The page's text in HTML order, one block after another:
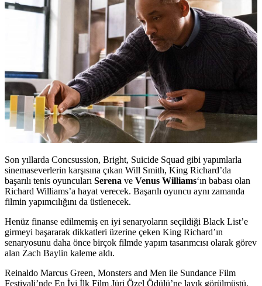
Son yıllarda Concsussion, Bright, Suicide Squad gibi yapımlarla
sinemaseverlerin karşısına çıkan Will Smith, King Richard’da
başarılı tenis oyuncuları Serena ve Venus Williams‘ın babası olan
Richard Williams’a hayat verecek. Başarılı oyuncu aynı zamanda
filmin yapımcılığını da üstlenecek.
Henüz finanse edilmemiş en iyi senaryoların seçildiği Black List’e
girmeyi başararak dikkatleri üzerine çeken King Richard’ın
senaryosunu daha önce birçok filmde yapım tasarımcısı olarak görev
alan Zach Baylin kaleme aldı.
Reinaldo Marcus Green, Monsters and Men ile Sundance Film
Festivali’nde En İyi İlk Film Jüri Özel Ödülü’ne layık görülmüştü.